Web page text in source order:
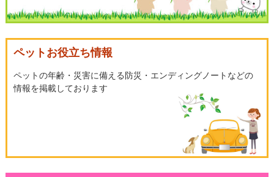
シ
ョ
ペットお役立ち情報
ペットの年齢・災害に備える防災・エンディングノートなどの
情報を掲載しております